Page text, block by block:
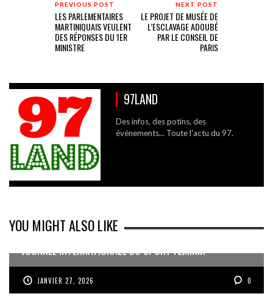
PREVIOUS POST
LES PARLEMENTAIRES
MARTINIQUAIS VEULENT
DES RÉPONSES DU 1ER
MINISTRE
NEXT POST
LE PROJET DE MUSÉE DE
L’ESCLAVAGE ADOUBÉ
PAR LE CONSEIL DE
PARIS
97LAND
Des infos, des potins, des
événements... Toute l'actu du 97.
YOU MIGHT ALSO LIKE
JOURNÉE INTERNATIONALE DU SPORT FÉMININ
JANVIER 27, 2026 0